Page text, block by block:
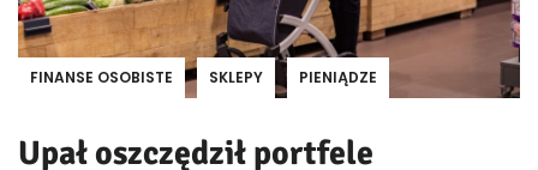
FINANSE OSOBISTE SKLEPY PIENIĄDZE
Upał oszczędził portfele